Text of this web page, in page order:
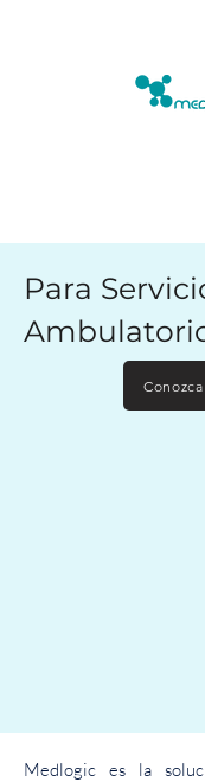
Para
Conozca
Medlogic es la